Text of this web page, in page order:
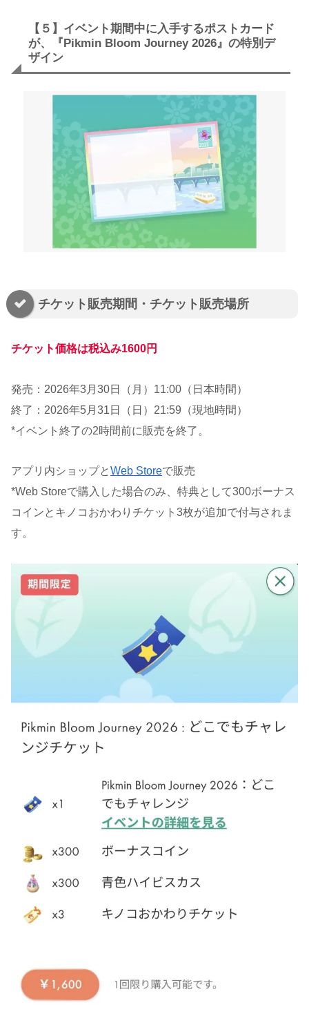
【５】イベント期間中に入手するポストカード
が、『Pikmin Bloom Journey 2026』の特別デ
ザイン
チケット販売期間・チケット販売場所
チケット価格は税込み1600円
発売：2026年3月30日（月）11:00（日本時間）
終了：2026年5月31日（日）21:59（現地時間）
*イベント終了の2時間前に販売を終了。
アプリ内ショップとWeb Storeで販売
*Web Storeで購入した場合のみ、特典として300ボーナス
コインとキノコおかわりチケット3枚が追加で付与されま
す。